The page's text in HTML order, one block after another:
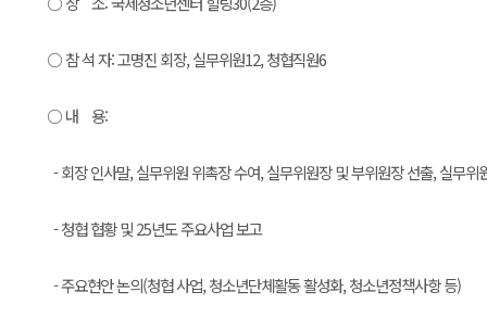
○ 참 석 자: 고명진 회장, 실무위원12, 청협직원6
○ 내 용:
- 회장 인사말, 실무위원 위촉장 수여, 실무위원장 및 부위원장 선출, 실무위
- 청협 협황 및 25년도 주요사업 보고
- 주요현안 논의(청협 사업, 청소년단체활동 활성화, 청소년정책사항 등)